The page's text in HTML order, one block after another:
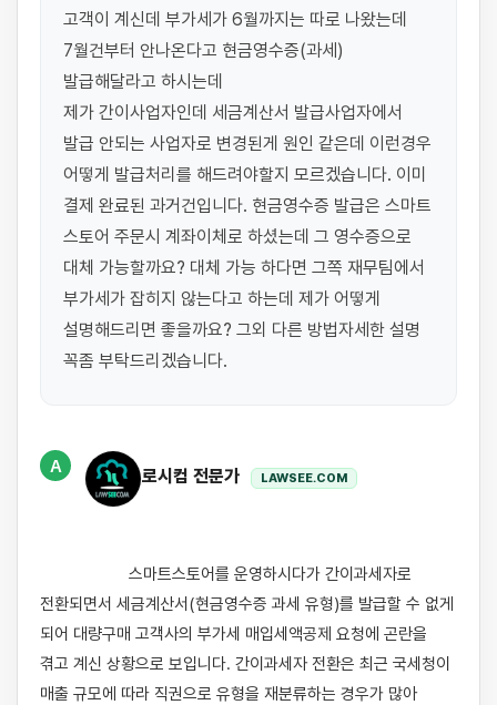
고객이 계신데 부가세가 6월까지는 따로 나왔는데
7월건부터 안나온다고 현금영수증(과세)
발급해달라고 하시는데
제가 간이사업자인데 세금계산서 발급사업자에서
발급 안되는 사업자로 변경된게 원인 같은데 이런경우
어떻게 발급처리를 해드려야할지 모르겠습니다. 이미
결제 완료된 과거건입니다. 현금영수증 발급은 스마트
스토어 주문시 계좌이체로 하셨는데 그 영수증으로
대체 가능할까요? 대체 가능 하다면 그쪽 재무팀에서
부가세가 잡히지 않는다고 하는데 제가 어떻게
설명해드리면 좋을까요? 그외 다른 방법자세한 설명
꼭좀 부탁드리겠습니다.
A
로시컴 전문가 LAWSEE.COM
전환되면서 세금계산서(현금영수증 과세 유형)를 발급할 수 없게
되어 대량구매 고객사의 부가세 매입세액공제 요청에 곤란을
겪고 계신 상황으로 보입니다. 간이과세자 전환은 최근 국세청이
매출 규모에 따라 직권으로 유형을 재분류하는 경우가 많아